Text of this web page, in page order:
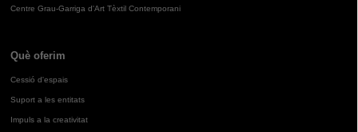
Centre Grau-Garriga d'Art Tèxtil Contemporani
Què oferim
Cessió d'espais
Suport a les entitats
Impuls a la creativitat